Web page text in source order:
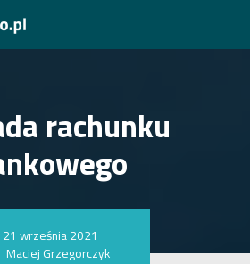
rachunku
21 września 2021
Maciej Grzegorczyk